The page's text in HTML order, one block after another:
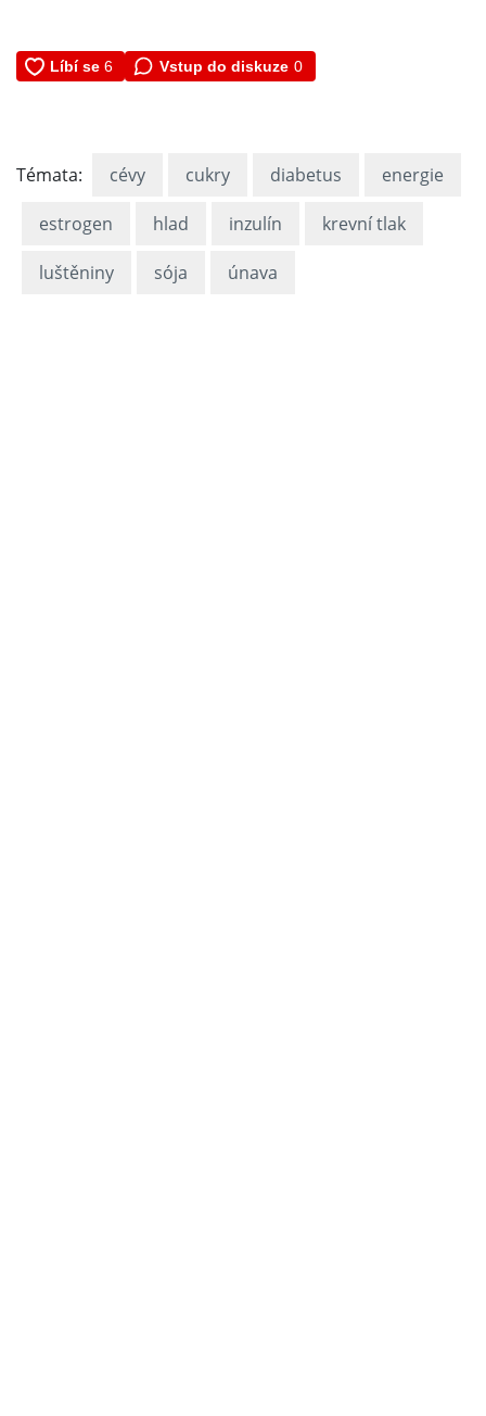
Vstup do diskuze 0
Témata: cévy cukry diabetus energie
estrogen hlad inzulín krevní tlak
luštěniny sója únava